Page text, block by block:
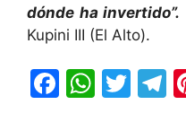
dónde ha invertido”.
Kupini III (El Alto).
F
W T
T